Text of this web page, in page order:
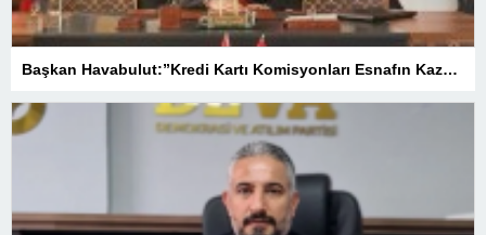
Başkan Havabulut:”Kredi Kartı Komisyonları Esnafın Kazancını Eritiyor”